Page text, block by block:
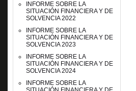
INFORME SOBRE LA
SITUACIÓN FINANCIERA Y DE
SOLVENCIA 2022
INFORME SOBRE LA
SITUACIÓN FINANCIERA Y DE
SOLVENCIA 2023
INFORME SOBRE LA
SITUACIÓN FINANCIERA Y DE
SOLVENCIA 2024
INFORME SOBRE LA